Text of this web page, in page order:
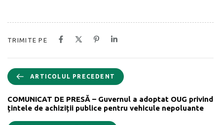
TRIMITE PE
ARTICOLUL PRECEDENT
COMUNICAT DE PRESĂ – Guvernul a adoptat OUG privind
țintele de achiziții publice pentru vehicule nepoluante